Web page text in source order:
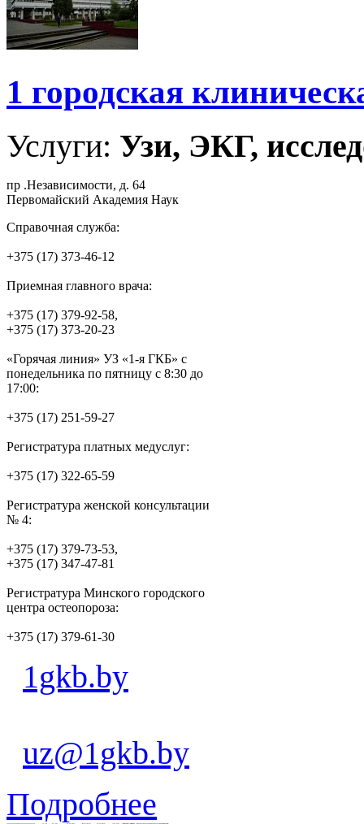
1 городская
Услуги: Узи, ЭКГ,
пр .Независимости, д. 64
Первомайский Академия Наук
Справочная служба:
+375 (17) 373-46-12
Приемная главного врача:
+375 (17) 379-92-58,
+375 (17) 373-20-23
«Горячая линия» УЗ «1-я ГКБ» с
понедельника по пятницу с 8:30 до
17:00:
+375 (17) 251-59-27
Регистратура платных медуслуг:
+375 (17) 322-65-59
Регистратура женской консультации
№ 4:
+375 (17) 379-73-53,
+375 (17) 347-47-81
Регистратура Минского городского
центра остеопороза:
+375 (17) 379-61-30
1gkb.by
uz@1gkb.by
Подробнее